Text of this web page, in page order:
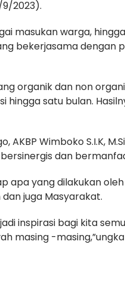
9/2023).
masukan warga,
bekerjasama dengan
organik dan non
satu bulan.
AKBP Wimboko S.I.K,
dan
apa yang dilakukan
juga Masyarakat.
inspirasi bagi kita
masing -